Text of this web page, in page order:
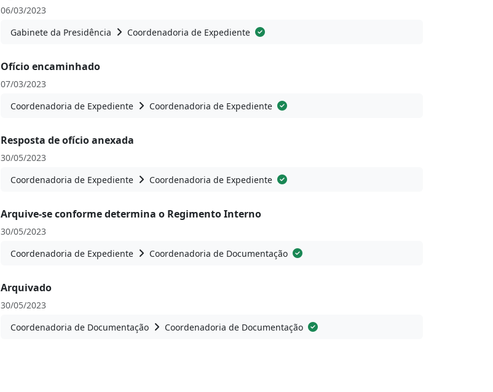
06/03/2023
Gabinete da Presidência
Coordenadoria de Expediente
Ofício encaminhado
07/03/2023
Coordenadoria de Expediente
Coordenadoria de Expediente
Resposta de ofício anexada
30/05/2023
Coordenadoria de Expediente
Coordenadoria de Expediente
Arquive-se conforme determina o Regimento Interno
30/05/2023
Coordenadoria de Expediente
Coordenadoria de Documentação
Arquivado
30/05/2023
Coordenadoria de Documentação
Coordenadoria de Documentação